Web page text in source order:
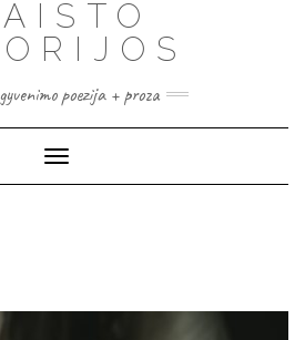
poezija + proza
Toggle
Navigation